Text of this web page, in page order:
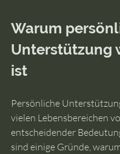
Warum
Unterstützung
ist
Persönliche
vielen Lebensbereichen
entscheidender
sind einige Gründe,